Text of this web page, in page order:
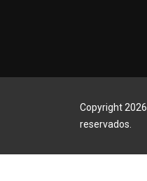
Copyright 2026
reservados.